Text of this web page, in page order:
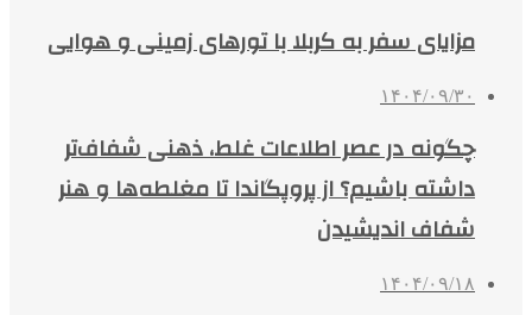
مزایای سفر به کربلا با تورهای زمینی و هوایی
۱۴۰۴/۰۹/۳۰
چگونه در عصر اطلاعات غلط، ذهنی شفاف‌تر
داشته باشیم؟ از پروپگاندا تا مغلطه‌ها و هنر
شفاف اندیشیدن
۱۴۰۴/۰۹/۱۸